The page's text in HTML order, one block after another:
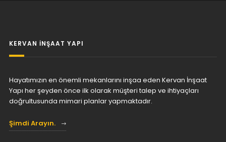
KERVAN İNŞAAT YAPI
Hayatımızın en önemli mekanlarını inşaa eden Kervan İnşaat
Yapı her şeyden önce ilk olarak müşteri talep ve ihtiyaçları
doğrultusunda mimari planlar yapmaktadır.
Şimdi Arayın.